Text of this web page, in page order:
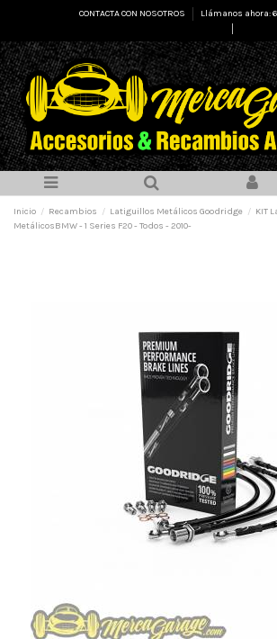
CONTACTA CON NOSOTROS
Llámanos ahora:
Inicio Recambios Latiguillos Metálicos Goodridge
KIT
MetálicosBMW - 1 Series F20 - Todos - 2010-